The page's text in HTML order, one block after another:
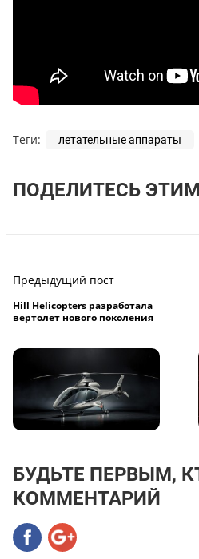
Теги: летательные аппараты
ПОДЕЛИТЕСЬ
Предыдущий пост
Hill Helicopters разработала
вертолет нового поколения
БУДЬТЕ ПЕРВЫМ,
КОММЕНТАРИЙ